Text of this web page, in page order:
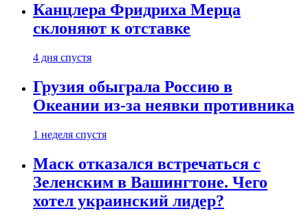
Канцлера Фридриха Мерца
склоняют к отставке
4 дня спустя
Грузия обыграла Россию в
Океании из-за неявки противника
1 неделя спустя
Маск отказался встречаться с
Зеленским в Вашингтоне. Чего
хотел украинский лидер?